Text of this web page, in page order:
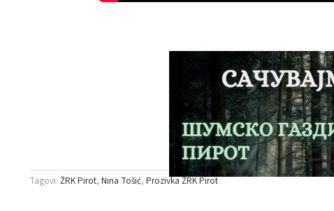
Tagovi: ŽRK Pirot Nina Tošić Prozivka ŽRK Pirot